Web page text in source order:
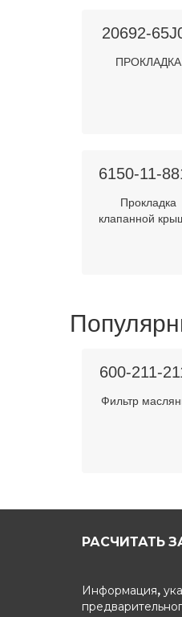
20692-
ПРОКЛАДКА
6150-11-
Прокладка
клапанной
600-211-
Фильтр
РАСЧИТАТЬ
Информация,